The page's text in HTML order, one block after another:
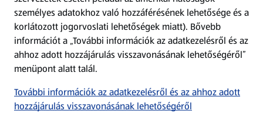
Szervizpont
(új oldalon nyílik meg)
Fedezz fel minket az interneten!
Töltsd le az ALDI Magyarország applikációt!
személyes adatokhoz való hozzáférésének lehetősége és a
korlátozott jogorvoslati lehetőségek miatt). Bővebb
információt a „További információk az adatkezelésről és az
ahhoz adott hozzájárulás visszavonásának lehetőségéről”
menüpont alatt talál.
További információk az adatkezelésről és az ahhoz adott
hozzájárulás visszavonásának lehetőségéről